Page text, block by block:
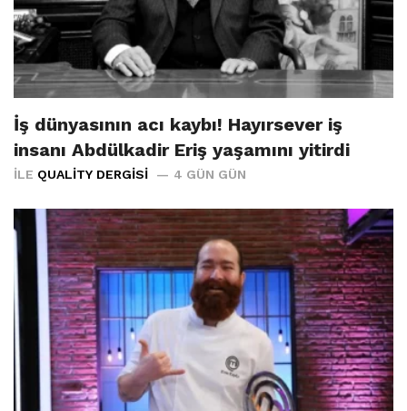
İş dünyasının acı kaybı! Hayırsever iş
insanı Abdülkadir Eriş yaşamını yitirdi
İLE QUALITY DERGISI 4 GÜN GÜN